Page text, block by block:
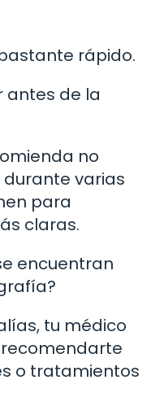
rápido.
de la
no
varias
para
claras.
encuentran
tu médico
o tratamientos